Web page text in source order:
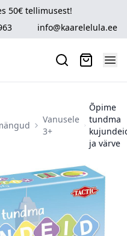
50€ tellimusest!
info@kaarelelula.ee
Vanusele
3+
Õpime
tundma
ja värve